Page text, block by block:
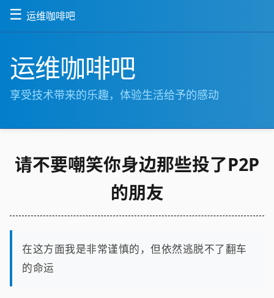
☰ 运维咖啡吧
运维咖啡吧
享受技术带来的乐趣，体验生活给予的感动
请不要嘲笑你身边那些投了P2P
的朋友
在这方面我是非常谨慎的，但依然逃脱不了翻车
的命运